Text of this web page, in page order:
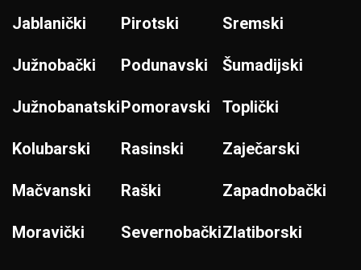
Jablanički
Južnobački
Južnobanatski
Kolubarski
Mačvanski
Moravički
Pirotski
Podunavski
Pomoravski
Rasinski
Raški
Severnobački
Sremski
Šumadijski
Toplički
Zaječarski
Zapadnobački
Zlatiborski